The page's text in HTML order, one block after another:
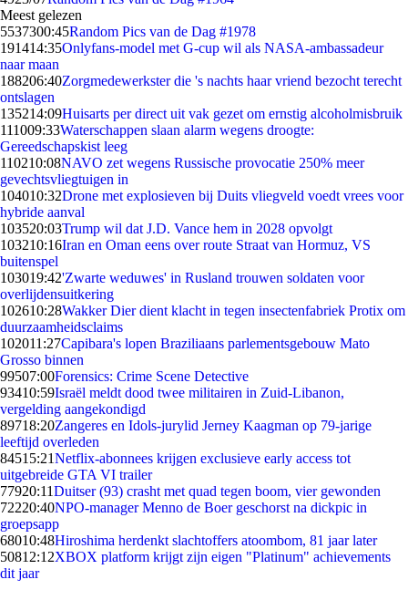
Meest gelezen
5537300:45Random Pics van de Dag #1978
191414:35Onlyfans-model met G-cup wil als NASA-ambassadeur
naar maan
188206:40Zorgmedewerkster die 's nachts haar vriend bezocht terecht
ontslagen
135214:09Huisarts per direct uit vak gezet om ernstig alcoholmisbruik
111009:33Waterschappen slaan alarm wegens droogte:
Gereedschapskist leeg
110210:08NAVO zet wegens Russische provocatie 250% meer
gevechtsvliegtuigen in
104010:32Drone met explosieven bij Duits vliegveld voedt vrees voor
hybride aanval
103520:03Trump wil dat J.D. Vance hem in 2028 opvolgt
103210:16Iran en Oman eens over route Straat van Hormuz, VS
buitenspel
103019:42'Zwarte weduwes' in Rusland trouwen soldaten voor
overlijdensuitkering
102610:28Wakker Dier dient klacht in tegen insectenfabriek Protix om
duurzaamheidsclaims
102011:27Capibara's lopen Braziliaans parlementsgebouw Mato
Grosso binnen
99507:00Forensics: Crime Scene Detective
93410:59Israël meldt dood twee militairen in Zuid-Libanon,
vergelding aangekondigd
89718:20Zangeres en Idols-jurylid Jerney Kaagman op 79-jarige
leeftijd overleden
84515:21Netflix-abonnees krijgen exclusieve early access tot
uitgebreide GTA VI trailer
77920:11Duitser (93) crasht met quad tegen boom, vier gewonden
72220:40NPO-manager Menno de Boer geschorst na dickpic in
groepsapp
68010:48Hiroshima herdenkt slachtoffers atoombom, 81 jaar later
50812:12XBOX platform krijgt zijn eigen "Platinum" achievements
dit jaar